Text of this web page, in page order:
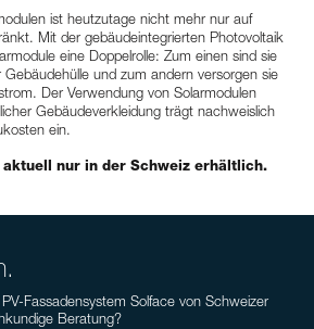
ist heutzutage nicht mehr nur auf
Mit der gebäudeintegrierten Photovoltaik
eine Doppelrolle: Zum einen sind sie
Gebäudehülle und zum andern versorgen sie
Der Verwendung von Solarmodulen
Gebäudeverkleidung trägt nachweislich
ein.
nur in der Schweiz erhältlich.
Fassadensystem Solface von Schweizer
Beratung?